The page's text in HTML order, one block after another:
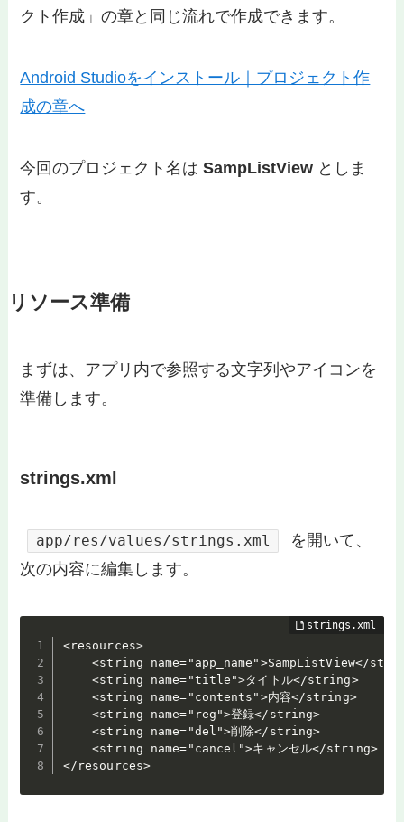
クト作成」の章と同じ流れで作成できます。
Android Studioをインストール｜プロジェクト作
成の章へ
今回のプロジェクト名はSampListView としま
す。
リソース準備
まずは、アプリ内で参照する文字列やアイコンを
準備します。
strings.xml
app/res/values/strings.xml
を開いて、
次の内容に編集します。
<resources>
<string name="app_name">SampListView</
    <string name="title">タイトル</string>
    <string name="contents">内容</string>
    <string name="reg">登録</string>
    <string name="del">削除</string>
    <string name="cancel">キャンセル</string>
</resources>